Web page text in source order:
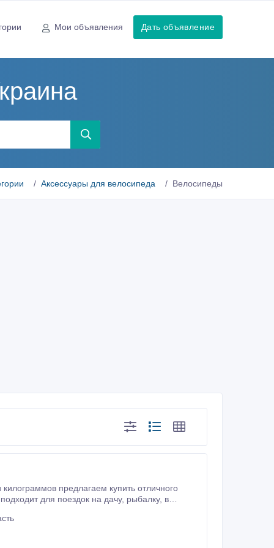
Мои объявления Дать объявление
Аксессуары для велосипеда Велосипеды
предлагаем купить отличного
поездок на дачу, рыбалку, в